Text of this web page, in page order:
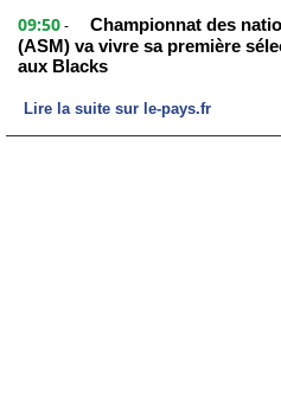
09:50 -
Championnat des
(ASM) va vivre sa première
aux Blacks
Lire la suite sur le-pays.fr